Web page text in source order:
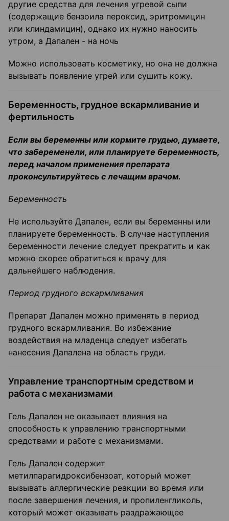
другие средства для лечения угревой сыпи
(содержащие бензоила пероксид, эритромицин
или клиндамицин), однако их нужно наносить
утром, а Дапален - на ночь
Можно использовать косметику, но она не должна
вызывать появление угрей или сушить кожу.
Беременность, грудное вскармливание и
фертильность
Если вы беременны или кормите грудью, думаете,
что забеременели, или планируете беременность,
перед началом применения препарата
проконсультируйтесь с лечащим врачом.
Беременность
Не используйте Дапален, если вы беременны или
планируете беременность. В случае наступления
беременности лечение следует прекратить и как
можно скорее обратиться к врачу для
дальнейшего наблюдения.
Период грудного вскармливания
Препарат Дапален можно применять в период
грудного вскармливания. Во избежание
воздействия на младенца следует избегать
нанесения Дапалена на область груди.
Управление транспортным средством и
работа с механизмами
Гель Дапален не оказывает влияния на
способность к управлению транспортными
средствами и работе с механизмами.
Гель Дапален содержит
метилпарагидроксибензоат, который может
вызывать аллергические реакции во время или
после завершения лечения, и пропиленгликоль,
который может оказывать раздражающее